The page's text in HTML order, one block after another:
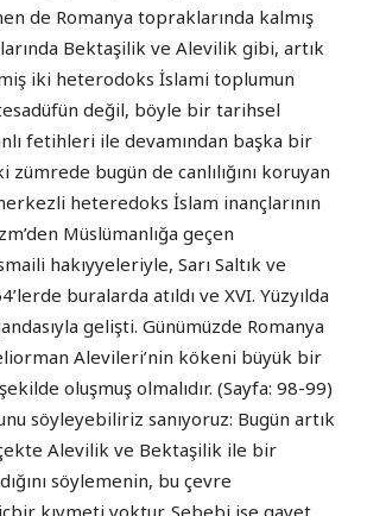
de Romanya topraklarında kalmış
Bektaşilik ve Alevilik gibi, artık
iki heterodoks İslami toplumun
değil, böyle bir tarihsel
fetihleri ile devamından başka bir
zümrede bugün de canlılığını koruyan
heteredoks İslam inançlarının
Müslümanlığa geçen
hakıyyeleriyle, Sarı Saltık ve
buralarda atıldı ve XVI. Yüzyılda
gelişti. Günümüzde Romanya
Alevileri’nin kökeni büyük bir
oluşmuş olmalıdır. (Sayfa: 98-99)
söyleyebiliriz sanıyoruz: Bugün artık
Alevilik ve Bektaşilik ile bir
söylemenin, bu çevre